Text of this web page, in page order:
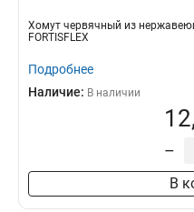
Хомут червячный из
FORTISFLEX
Подробнее
Наличие: В наличии
–
В